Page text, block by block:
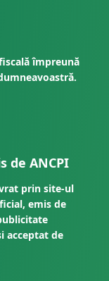
împreună
de ANCPI
prin site-ul
emis de
acceptat de